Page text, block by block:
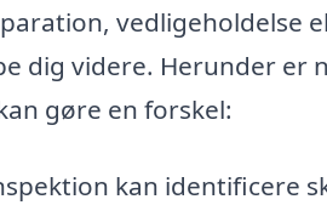
vedligeholdelse
dig videre. Herunder er
gøre en forskel:
kan identificere